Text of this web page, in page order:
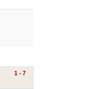
1 - 7